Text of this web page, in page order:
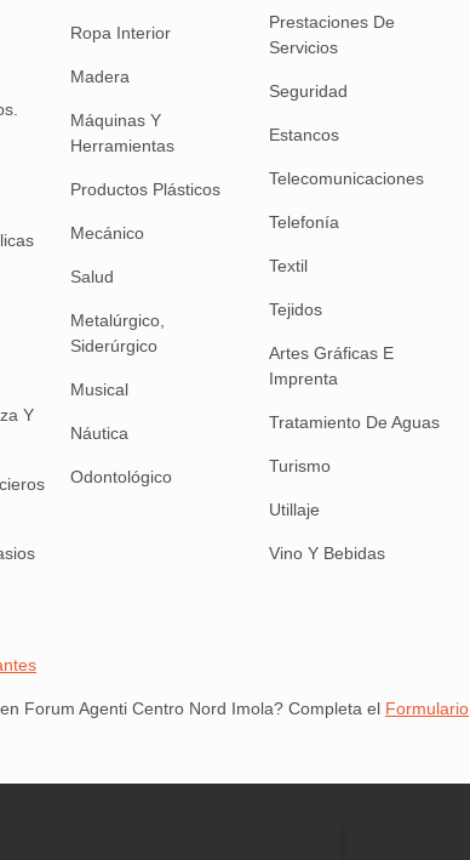
Y
Ropa Interior
Madera
Máquinas Y
Herramientas
Productos Plásticos
Mecánico
Salud
Metalúrgico,
Siderúrgico
Musical
Náutica
Odontológico
Prestaciones De
Servicios
Seguridad
Estancos
Telecomunicaciones
Telefonía
Textil
Tejidos
Artes Gráficas E
Imprenta
Tratamiento De Aguas
Turismo
Utillaje
Vino Y Bebidas
Forum Agenti Centro Nord Imola? Completa el Formulario